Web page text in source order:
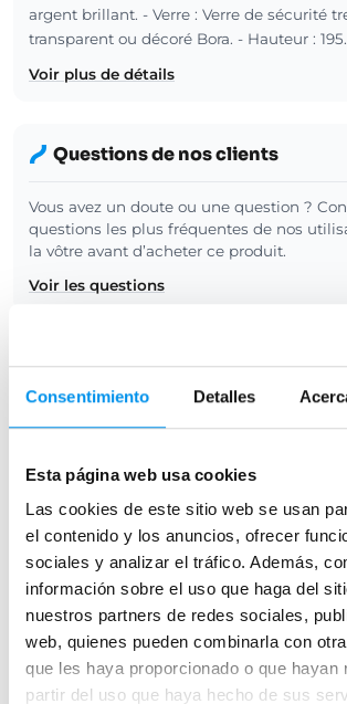
Consentimiento Detalles
Esta página web usa cookies
Las cookies de este sitio web se usan
el contenido y los anuncios, ofrecer
sociales y analizar el tráfico. Además,
información sobre el uso que haga del
nuestros partners de redes sociales,
web, quienes pueden combinarla con
que les haya proporcionado o que hayan
partir del uso que haya hecho de sus
argent brillant. - Verre : Verre de sécurité
transparent ou décoré Bora. - Hauteur :
Voir plus de détails
Questions de nos clients
Vous avez un doute ou une question ?
questions les plus fréquentes de nos
la vôtre avant d’acheter ce produit.
Voir les questions
Consultez la fiche technique
caractéristiques.
Voir la fiche technique
Otros productos de la
colección